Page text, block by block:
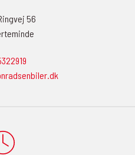
56